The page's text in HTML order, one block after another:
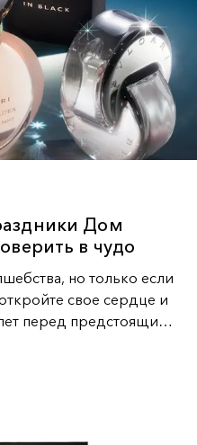
Дом
в чудо
но только если
свое сердце и
перед предстоящими
Дом Bulgari